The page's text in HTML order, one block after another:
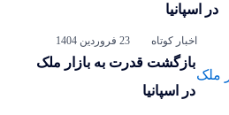
در اسپانیا
اخبار کوتاه 23 فروردین 1404
بازگشت قدرت به بازار ملک
در اسپانیا